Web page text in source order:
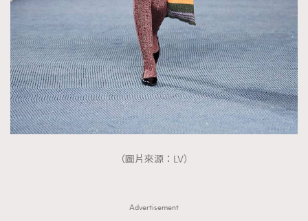
（圖片來源：LV）
Advertisement